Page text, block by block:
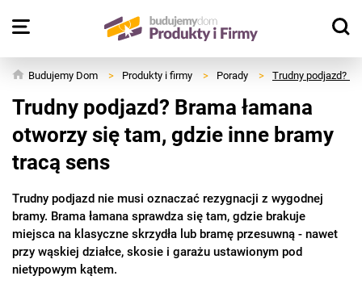
Budujemy Dom > Produkty i firmy > Porady > Trudny podjazd?
Trudny podjazd? Brama łamana
otworzy się tam, gdzie inne bramy
tracą sens
Trudny podjazd nie musi oznaczać rezygnacji z wygodnej
bramy. Brama łamana sprawdza się tam, gdzie brakuje
miejsca na klasyczne skrzydła lub bramę przesuwną - nawet
przy wąskiej działce, skosie i garażu ustawionym pod
nietypowym kątem.